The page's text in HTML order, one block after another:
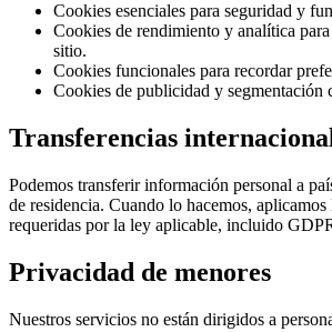
Cookies esenciales para seguridad y
Cookies de rendimiento y analítica
sitio.
Cookies funcionales para recordar
Cookies de publicidad y segmentación
Transferencias
Podemos transferir información personal a
de residencia. Cuando lo hacemos, aplicamos
requeridas por la ley aplicable, incluido
Privacidad de menores
Nuestros servicios no están dirigidos a